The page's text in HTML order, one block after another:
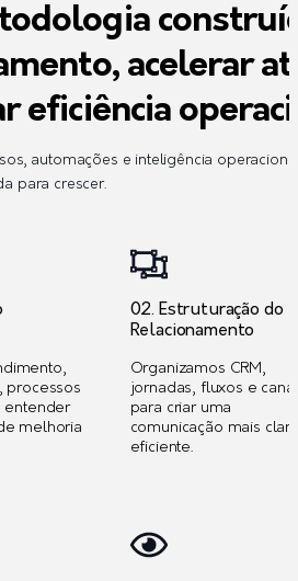
acelerar
eficiência
automações e inteligência
para crescer.
processos
entender
melhoria
02. Estruturação do
Relacionamento
Organizamos CRM,
jornadas, fluxos e
para criar uma
comunicação mais
eficiente.